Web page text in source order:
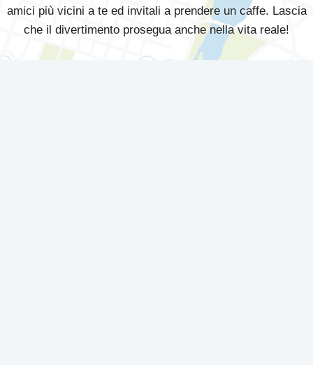
amici più vicini a te ed invitali a prendere un caffe. Lascia
che il divertimento prosegua anche nella vita reale!